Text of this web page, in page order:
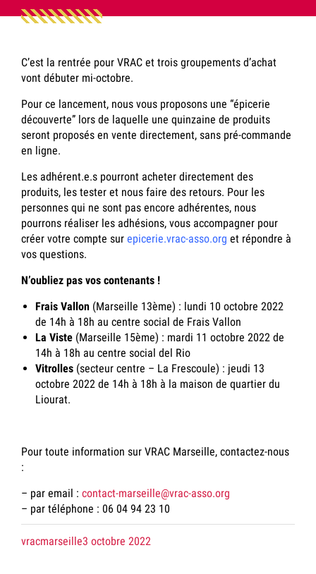
C’est la rentrée pour VRAC et trois groupements d’achat
vont débuter mi-octobre.
Pour ce lancement, nous vous proposons une “épicerie
découverte” lors de laquelle une quinzaine de produits
seront proposés en vente directement, sans pré-commande
en ligne.
Les adhérent.e.s pourront acheter directement des
produits, les tester et nous faire des retours. Pour les
personnes qui ne sont pas encore adhérentes, nous
pourrons réaliser les adhésions, vous accompagner pour
créer votre compte sur epicerie.vrac-asso.org et répondre à
vos questions.
N’oubliez pas vos contenants !
Frais Vallon (Marseille 13ème) : lundi 10 octobre 2022
de 14h à 18h au centre social de Frais Vallon
La Viste (Marseille 15ème) : mardi 11 octobre 2022 de
14h à 18h au centre social del Rio
Vitrolles (secteur centre – La Frescoule) : jeudi 13
octobre 2022 de 14h à 18h à la maison de quartier du
Liourat.
Pour toute information sur VRAC Marseille, contactez-nous
:
– par email : contact-marseille@vrac-asso.org
– par téléphone : 06 04 94 23 10
Posté
vracmarseillele
3 octobre 2022